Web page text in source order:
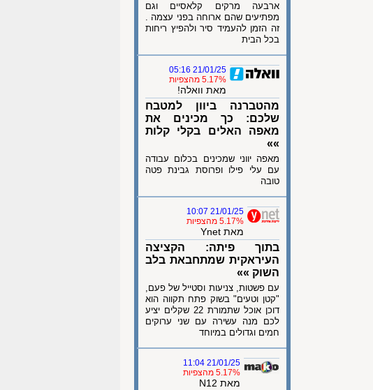
ארבעה מרקים קלאסיים וגם
מפתיעים שהם ארוחה בפני עצמה .
זה הזמן להעמיד סיר ולהפיץ ריחות
בכל הבית
21/01/25 05:16
5.17% מהצפיות
מאת וואלה!
מהטברנה ביוון למטבח
שלכם: כך מכינים את
מאפה האלים בקלי קלות
»»
מאפה יווני שמכינים בכלום עבודה
עם עלי פילו ופרוסת גבינת פטה
טובה
21/01/25 10:07
5.17% מהצפיות
מאת Ynet
בתוך פיתה: הקציצה
העיראקית שמתחבאת בלב
השוק »»
עם פשטות, צניעות וסטייל של פעם,
"קטן וטעים" בשוק פתח תקווה הוא
דוכן אוכל שתמורת 22 שקלים יציע
לכם מנה עשירה עם שני ערוקים
חמים וגדולים במיוחד
21/01/25 11:04
5.17% מהצפיות
מאת N12